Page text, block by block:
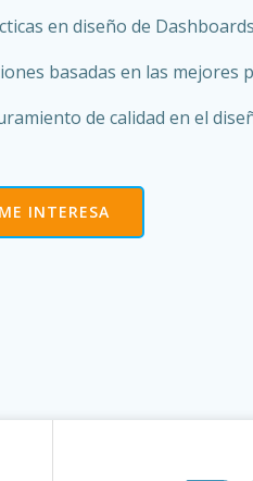
en diseño de Dashboards
basadas en las mejores
de calidad en el
ME INTERESA